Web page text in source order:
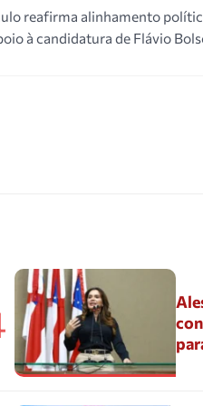
reafirma alinhamento
à candidatura de Flávio